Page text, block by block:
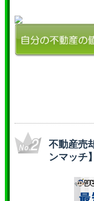
不動産売
ンマッチ】